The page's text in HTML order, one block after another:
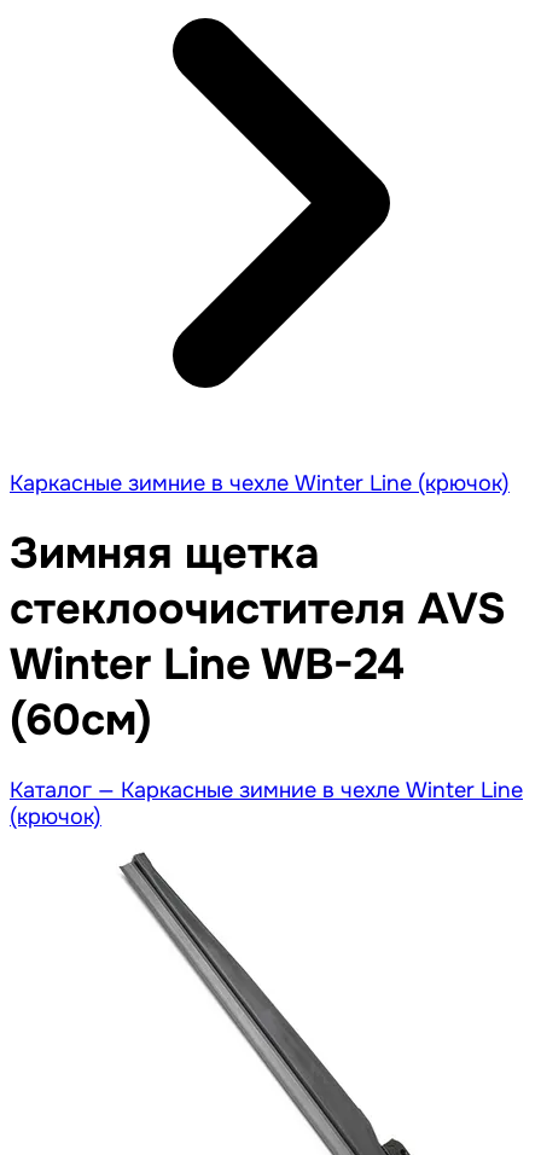
Каркасные зимние в чехле Winter Line (крючок)
Зимняя щетка
стеклоочистителя AVS
Winter Line WB-24
(60см)
Каталог — Каркасные зимние в чехле Winter Line
(крючок)